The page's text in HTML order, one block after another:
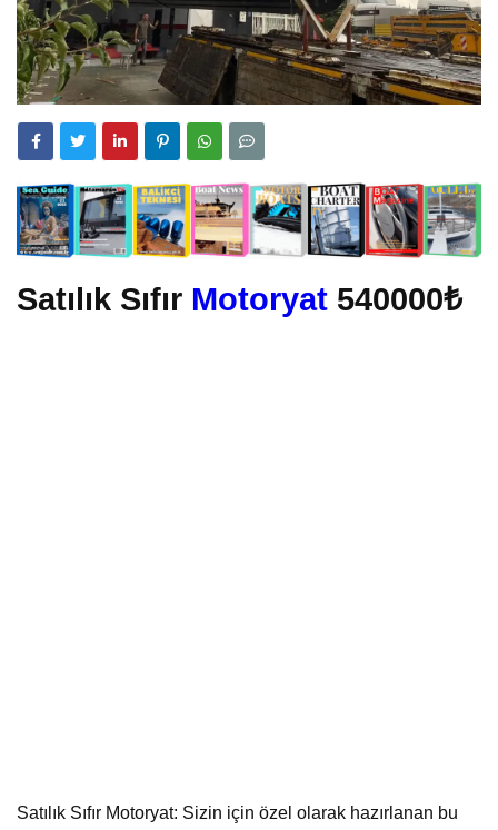
Satılık Sıfır Motoryat 540000₺
Satılık Sıfır Motoryat: Sizin için özel olarak hazırlanan bu